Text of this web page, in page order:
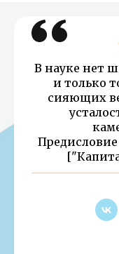
В науке нет
и только
сияющих